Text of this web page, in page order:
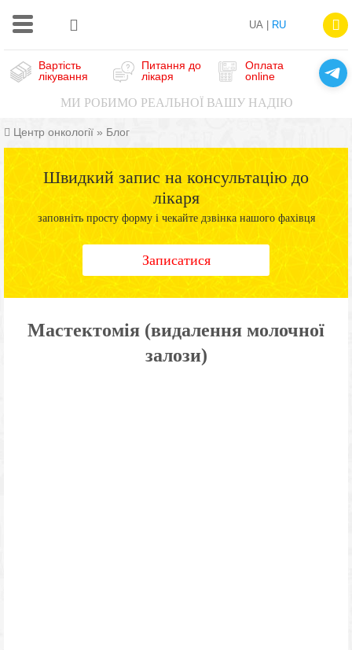
UA | RU
Вартість
лікування
Питання до
лікаря
Оплата
online
МИ РОБИМО РЕАЛЬНОЇ ВАШУ НАДІЮ
Центр онкології » Блог
Швидкий запис на консультацію до
лікаря
заповніть просту форму і чекайте дзвінка нашого фахівця
Записатися
Мастектомія (видалення молочної
залози)